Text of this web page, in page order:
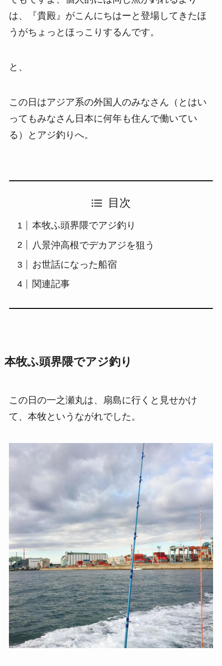
は、『貴殿』がこんにちはーと登場してきたほ
うがちょっとほっこりするんです。
と、
この日はアジア系の外国人のみなさん（とはい
ってもみなさん日本に何年も住んで働いてい
る）とアジ釣りへ。
目次
本牧ふ頭界隈でアジ釣り
八景沖高根でデカアジを狙う
お世話になった船宿
関連記事
本牧ふ頭界隈でアジ釣り
この日の一之瀬丸は、扇島に行くと見せかけ
て、本牧というながれでした。